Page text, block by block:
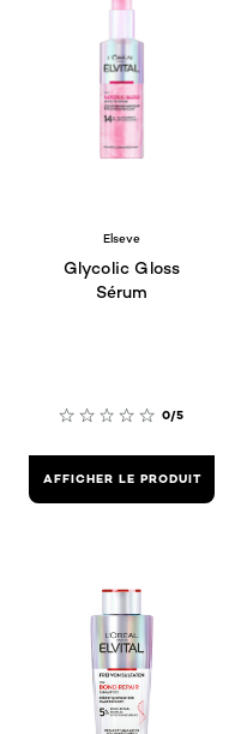
Elseve
Glycolic Gloss
Sérum
0/5
AFFICHER LE PRODUIT